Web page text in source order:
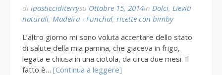
di ipasticciditerrysu Ottobre 15, 2014in Dolci, Lieviti
naturali, Madeira - Funchal, ricette con bimby
L’altro giorno mi sono voluta accertare dello stato
di salute della mia pamina, che giaceva in frigo,
legata e chiusa in una ciotola, da circa due mesi. Il
fatto è… [Continua a leggere]